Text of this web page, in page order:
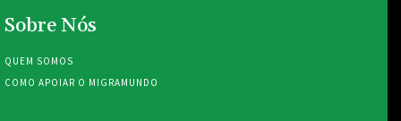
Sobre Nós
QUEM SOMOS
COMO APOIAR O MIGRAMUNDO